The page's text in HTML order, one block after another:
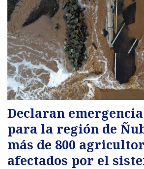
Declaran
para la región de
más de 800
afectados por el